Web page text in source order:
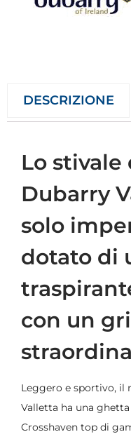
DESCRIZIONE
Lo stivale
Dubarry
solo
dotato di
con un
Leggero e sportivo, il
Valletta ha una
Crosshaven top di